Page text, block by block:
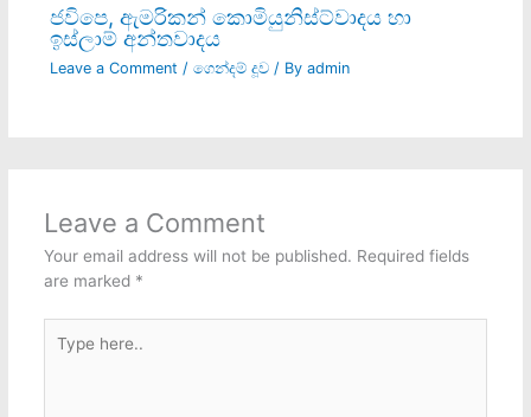
ජවිපෙ, ඇමරිකන් කොමියුනිස්ට්වාදය හා
ඉස්ලාම් අන්තවාදය
Leave a Comment / ගෙන්දම් දූව/ By admin
Leave a Comment
Your email address will not be published. Required fields
are marked *
here..